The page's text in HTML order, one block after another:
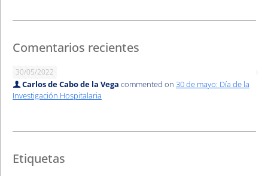
Comentarios recientes
30/05/2022
Carlos de Cabo de la Vega commented on 30 de mayo: Día de la
Investigación Hospitalaria
Etiquetas